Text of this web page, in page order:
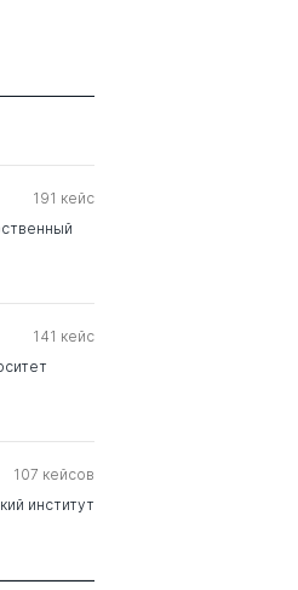
191 кейс
141 кейс
107 кейсов
институт